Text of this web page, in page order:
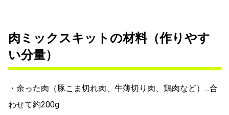
肉ミックスキットの材料（作りやす
い分量）
・余った肉（豚こま切れ肉、牛薄切り肉、鶏肉など）…合
わせて約200g